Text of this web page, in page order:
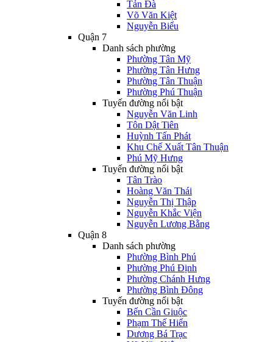
Tản Đà
Võ Văn Kiệt
Nguyễn Biểu
Quận 7
Danh sách phường
Phường Tân Mỹ
Phường Tân Hưng
Phường Tân Thuận
Phường Phú Thuận
Tuyến đường nổi bật
Nguyễn Văn Linh
Tôn Dật Tiên
Huỳnh Tấn Phát
Khu Chế Xuất Tân Thuận
Phú Mỹ Hưng
Tuyến đường nổi bật
Tân Trào
Hoàng Văn Thái
Nguyễn Thị Thập
Nguyễn Khắc Viện
Nguyễn Lương Bằng
Quận 8
Danh sách phường
Phường Bình Phú
Phường Phú Định
Phường Chánh Hưng
Phường Bình Đông
Tuyến đường nổi bật
Bến Cần Giuộc
Phạm Thế Hiển
Dương Bá Trạc